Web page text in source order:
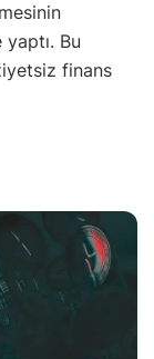
Bu
finans